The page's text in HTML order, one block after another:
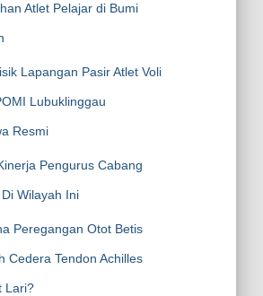
Atlet Pelajar di Bumi
Lapangan Pasir Atlet Voli
Lubuklinggau
Resmi
Pengurus Cabang
Wilayah Ini
Peregangan Otot Betis
Cedera Tendon Achilles
Lari?